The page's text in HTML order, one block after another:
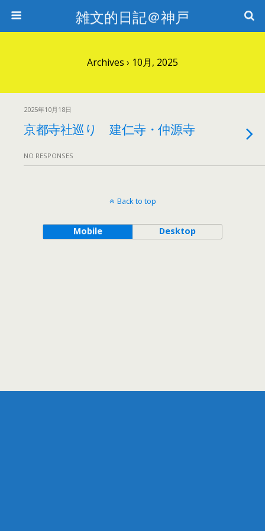
雑文的日記＠神戸
Archives › 10月, 2025
2025年10月18日
京都寺社巡り 建仁寺・仲源寺
NO RESPONSES
Back to top
Mobile Desktop